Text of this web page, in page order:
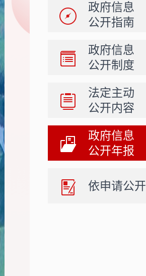
政府信息
公开指南
政府信息
公开制度
法定主动
公开内容
政府信息
公开年报
依申请公开